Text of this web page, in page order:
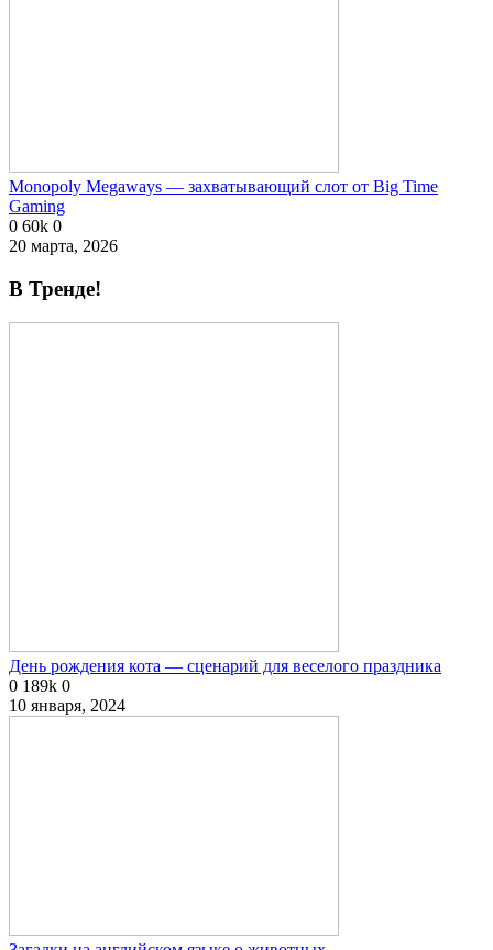
Monopoly Megaways — захватывающий слот от Big Time
Gaming
0 60k 0
20 марта, 2026
В Тренде!
День рождения кота — сценарий для веселого праздника
0 189k 0
10 января, 2024